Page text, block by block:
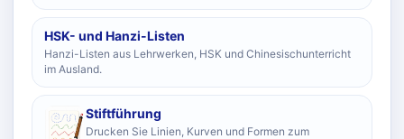
HSK- und Hanzi-Listen
Hanzi-Listen aus Lehrwerken, HSK und Chinesischunterricht
im Ausland.
Stiftführung
Drucken Sie Linien, Kurven und Formen zum